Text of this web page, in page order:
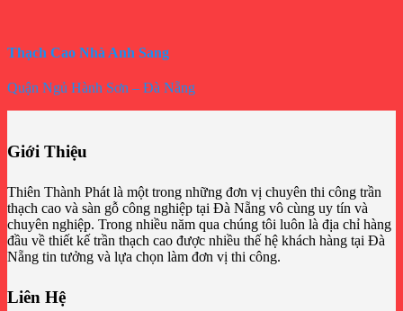
Thạch Cao Nhà Anh Sang
Quận Ngủ Hành Sơn – Đà Nẵng
Giới Thiệu
Thiên Thành Phát là một trong những đơn vị chuyên thi công trần
thạch cao và sàn gỗ công nghiệp tại Đà Nẵng vô cùng uy tín và
chuyên nghiệp. Trong nhiều năm qua chúng tôi luôn là địa chỉ hàng
đầu về thiết kế trần thạch cao được nhiều thế hệ khách hàng tại Đà
Nẵng tin tưởng và lựa chọn làm đơn vị thi công.
Liên Hệ